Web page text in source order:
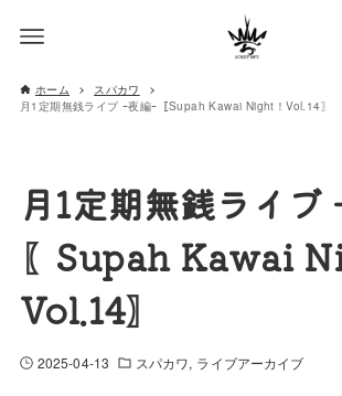
ホーム
スパカワ
月1定期無銭ライブ ｰ夜編ｰ〖Supah Kawai Night！Vol.14〗
月1定期無銭ライブ
〖Supah Kawai
Vol.14〗
2025-04-13 スパカワ ライブアーカイブ